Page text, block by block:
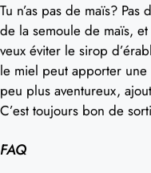
Tu n’as pas de maïs?
de la semoule de maïs,
veux éviter le sirop
le miel peut apporter
peu plus aventureux,
C’est toujours bon de
FAQ